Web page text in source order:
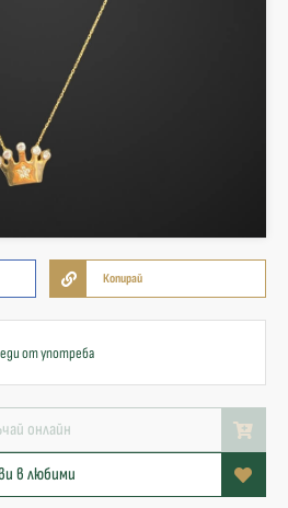
Копирай
от употреба
онлайн
в любими